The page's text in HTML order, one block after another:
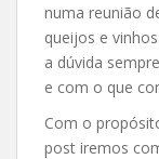
numa reunião
queijos e
a dúvida
e com o que
Com o
post iremos